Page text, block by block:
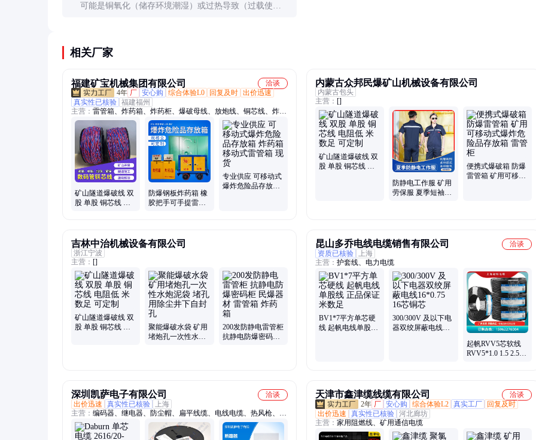
可能是铜氧化（储存环境潮湿）或过热导致（过载使
相关厂家
福建矿宝机械集团有限公司
洽谈
4年 厂 安心购 综合体验L0 回复及时 出价迅速
真实性已核验 福建福州
主营： 雷管箱、炸药箱、炸药柜、爆破母线、放炮线、铜芯线、炸药
库、车载运输车、炮泥机、炮被、气体检测仪、气体间隔器、钻头、
抗爆容器、对讲机
矿山隧道爆破线 双
股 单股 铜芯线 电
防爆钢板炸药箱 橡
胶把手可手提雷管
专业供应 可移动式
爆炸危险品存放箱
内蒙古众邦民爆矿山机械设备有限公司
内蒙古包头
主营： []
矿山隧道爆破线 双
股 单股 铜芯线 电
防静电工作服 矿用
劳保服 夏季短袖款
便携式爆破箱 防爆
雷管箱 矿用可移动
吉林中治机械设备有限公司
浙江宁波
主营： []
矿山隧道爆破线 双
股 单股 铜芯线 电
聚能爆破水袋 矿用
堵炮孔一次性水炮
200发防静电雷管柜
抗静电防爆密码柜
昆山多乔电线电缆销售有限公司
洽谈
资质已核验
上海
主营： 护套线、电力电缆
BV1*7平方单芯硬
线 起帆电线单股线
300/300V 及以下电
器双绞屏蔽电线
起帆RVV5芯软线
RVV5*1.0 1.5 2.5平
深圳凯萨电子有限公司
洽谈
出价迅速
真实性已核验
上海
主营： 编码器、继电器、防尘帽、扁平线缆、电线电缆、热风枪、断
路器、chtdlt20-26、快动开关、夹抓取勾、铅酸电池、减速马达、射
频转接、限位开关、翘板开关、工业风扇、开关电源、组合工具、连
天津市鑫津缆线缆有限公司
洽谈
2年 厂 安心购 综合体验L2 真实工厂
回复及时
出价迅速
真实性已核验 河北廊坊
主营： 家用阻燃线、矿用通信电缆